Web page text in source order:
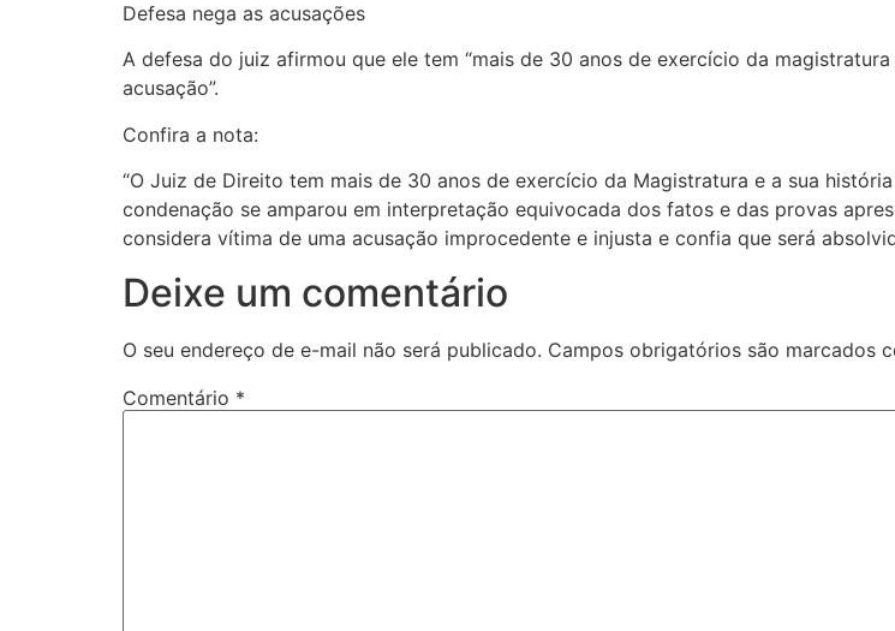
Defesa nega as acusações
A defesa do juiz afirmou que ele tem “mais de 30 anos de exercício da
acusação”.
Confira a nota:
“O Juiz de Direito tem mais de 30 anos de exercício da Magistratura e a sua
condenação se amparou em interpretação equivocada dos fatos e das provas
considera vítima de uma acusação improcedente e injusta e confia que será
Deixe um comentário
O seu endereço de e-mail não será publicado. Campos obrigatórios são marcados
Comentário *